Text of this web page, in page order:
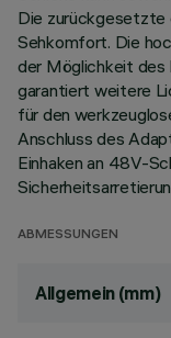
Die zurückgesetzte
Sehkomfort. Die
der Möglichkeit des
garantiert weitere
für den
Anschluss des
Einhaken an 48V-
ABMESSUNGEN
Allgemein (mm)